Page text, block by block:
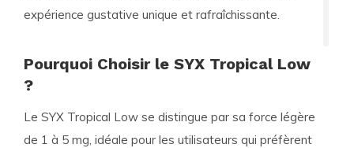
expérience gustative unique et rafraîchissante.
Pourquoi Choisir le SYX Tropical Low
?
Le SYX Tropical Low se distingue par sa force légère
de 1 à 5 mg, idéale pour les utilisateurs qui préfèrent